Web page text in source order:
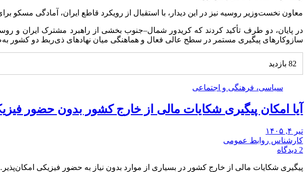
معاون نخست‌وزیر روسیه نیز در این دیدار، با استقبال از رویکرد قاطع ایران، آمادگی مسکو
در پایان، دو طرف تأکید کردند که کریدور شمال–جنوب بخشی از راهبرد مشترک ایران و
سازوکارهای پیگیری مستمر در سطح عالی فعال و هماهنگی میان نهادهای ذی‌ربط دو کشور
82 بازدید
سیاسی، فرهنگی و اجتماعی
آیا امکان پیگیری شکایات مالی از خارج کشور بدون حضور
تیر ۴, ۱۴۰۵
کارشناس روابط عمومی
2 دیدگاه
پیگیری شکایات مالی از خارج کشور در بسیاری از موارد بدون نیاز به حضور فیزیکی